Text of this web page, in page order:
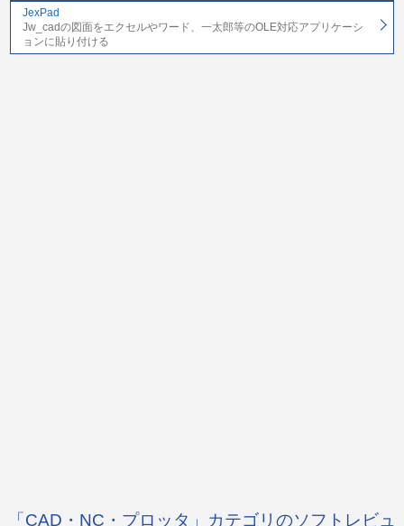
JexPad
Jw_cadの図面をエクセルやワード、一太郎等のOLE対応アプリケーシ
ョンに貼り付ける
「CAD・NC・プロッタ」カテゴリのソフトレビュ